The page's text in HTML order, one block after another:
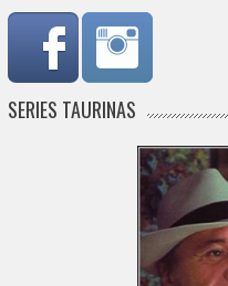
SERIES TAURINAS